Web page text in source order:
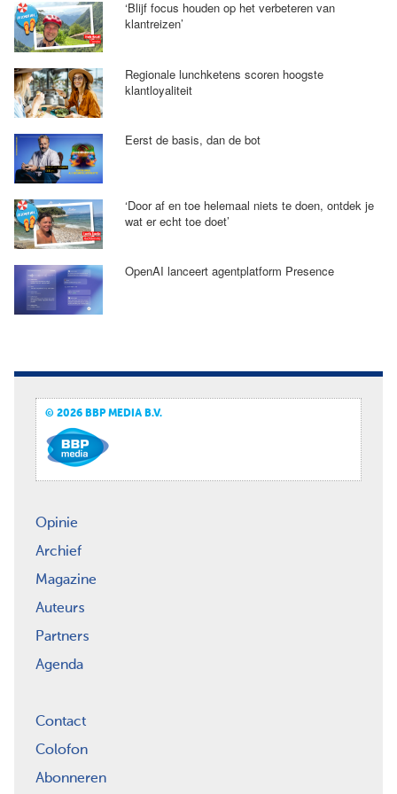
‘Blijf focus houden op het verbeteren van
klantreizen’
Regionale lunchketens scoren hoogste
klantloyaliteit
Eerst de basis, dan de bot
‘Door af en toe helemaal niets te doen, ontdek je
wat er echt toe doet’
OpenAI lanceert agentplatform Presence
© 2026 BBP MEDIA B.V.
Opinie
Archief
Magazine
Auteurs
Partners
Agenda
Contact
Colofon
Abonneren